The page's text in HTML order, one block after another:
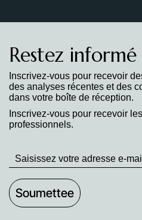
Restez informé
Inscrivez-vous pour recevoir
des analyses récentes et des
dans votre boîte de réception.
Inscrivez-vous pour recevoir
professionnels.
Stay
up
to
Date